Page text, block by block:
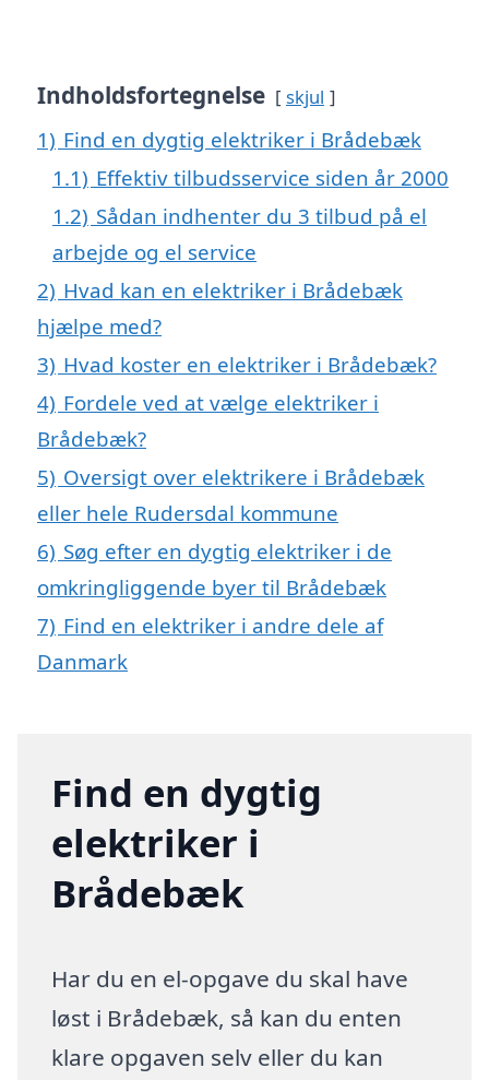
Indholdsfortegnelse skjul
1) Find en dygtig elektriker i Brådebæk
1.1) Effektiv tilbudsservice siden år 2000
1.2) Sådan indhenter du 3 tilbud på el
arbejde og el service
2) Hvad kan en elektriker i Brådebæk
hjælpe med?
3) Hvad koster en elektriker i Brådebæk?
4) Fordele ved at vælge elektriker i
Brådebæk?
5) Oversigt over elektrikere i Brådebæk
eller hele Rudersdal kommune
6) Søg efter en dygtig elektriker i de
omkringliggende byer til Brådebæk
7) Find en elektriker i andre dele af
Danmark
Find en dygtig
elektriker i
Brådebæk
Har du en el-opgave du skal have
løst i Brådebæk, så kan du enten
klare opgaven selv eller du kan